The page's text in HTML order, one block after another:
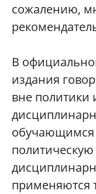
сожалению,
В
издания
вне политики
обучающимся
применяются